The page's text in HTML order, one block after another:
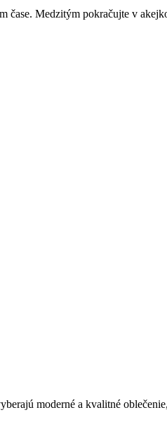
čase. Medzitým pokračujte v
moderné a kvalitné